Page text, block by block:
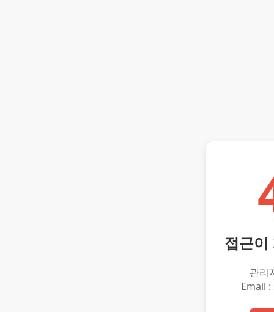
접근이
관리
Email